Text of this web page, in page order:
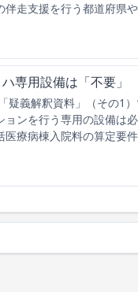
走支援を行う都道府県
ハ専用設備は「不要
義解釈資料」（その1
ンを行う専用の設備は
療病棟入院料の算定要